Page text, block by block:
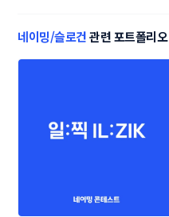
네이밍/슬로건관련 포트폴리오